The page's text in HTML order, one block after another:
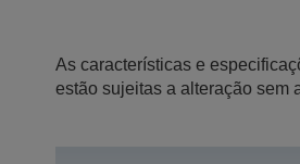
As características e
estão sujeitas a alteração sem